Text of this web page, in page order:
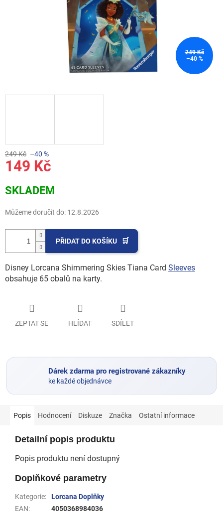
249 Kč
–40 %
249 Kč –40 %
149 Kč
cena:
SKLADEM
Můžeme doručit do: 12.8.2026
PŘIDAT DO KOŠÍKU
Disney Lorcana Shimmering Skies Tiana Card Sleeves
obsahuje 65 obalů na karty.
ZEPTAT SE HLÍDAT SDÍLET
Dárek zdarma pro registrované zákazníky
ke každé objednávce
Popis Hodnocení Diskuze Značka Ostatní informace
Detailní popis produktu
Popis produktu není dostupný
Doplňkové parametry
Kategorie:
Lorcana Doplňky
EAN: 4050368984036